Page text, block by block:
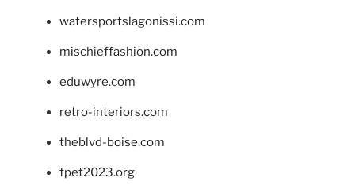
watersportslagonissi.com
mischieffashion.com
eduwyre.com
retro-interiors.com
theblvd-boise.com
fpet2023.org